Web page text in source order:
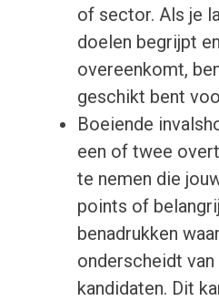
of sector. Als je
doelen begrijpt
overeenkomt,
geschikt bent
Boeiende
een of twee
te nemen die
points of
benadrukken
onderscheidt van
kandidaten. Dit